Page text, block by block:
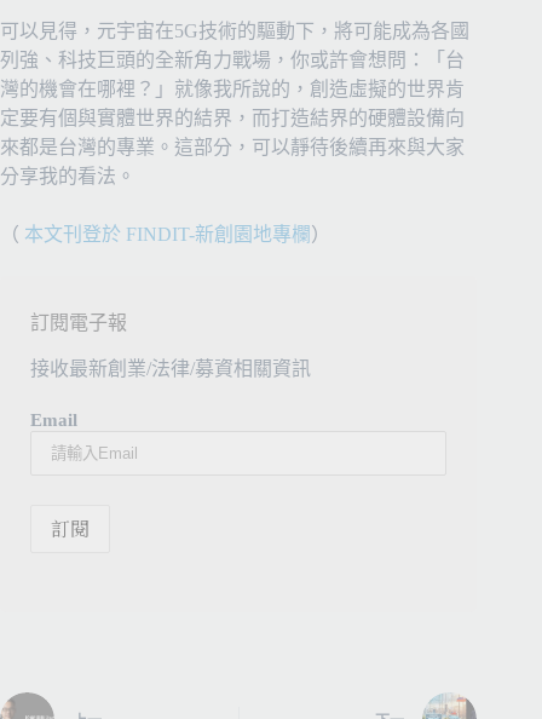
可以見得，元宇宙在5G技術的驅動下，將可能成為各國
列強、科技巨頭的全新角力戰場，你或許會想問：「台
灣的機會在哪裡？」就像我所說的，創造虛擬的世界肯
定要有個與實體世界的結界，而打造結界的硬體設備向
來都是台灣的專業。這部分，可以靜待後續再來與大家
分享我的看法。
（ 本文刊登於 FINDIT-新創園地專欄 ）
訂閱電子報
接收最新創業/法律/募資相關資訊
Email
t
i
v
e
: